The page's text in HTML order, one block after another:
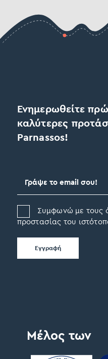
Ενημερωθείτε
καλύτερες
Parnassos!
Συμφωνώ με τους
προστασίας του
Μέλος των